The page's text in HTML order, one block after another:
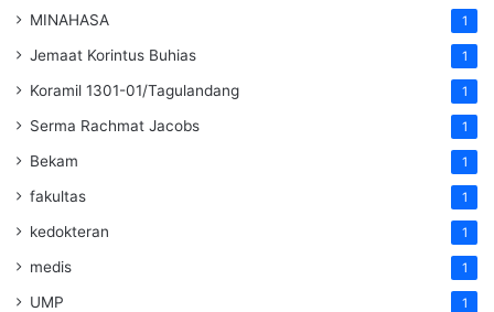
MINAHASA 1
Jemaat Korintus Buhias 1
Koramil 1301-01/Tagulandang 1
Serma Rachmat Jacobs 1
Bekam 1
fakultas 1
kedokteran 1
medis 1
UMP 1